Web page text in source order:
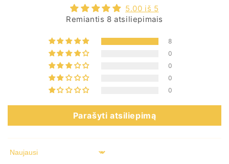
5.00 iš 5
Remiantis 8 atsiliepimais
8
0
0
0
0
Parašyti atsiliepimą
Sort by